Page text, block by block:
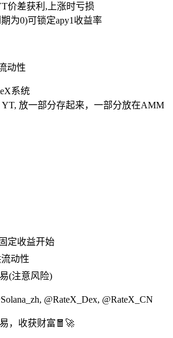
价差获利,上涨时亏损
为0)可锁定apy1收益率
动性
系统
YT, 放一部分存起来，一部分放在AMM
定收益开始
动性
(注意风险)
@RateX_Dex, @RateX_CN
，收获财富🧧🚀